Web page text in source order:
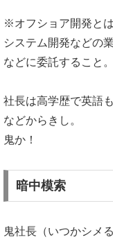
※オフショア開発とは
システム開発などの
などに委託すること。
社長は高学歴で英語
などからきし。
鬼か！
暗中模索
鬼社長（いつかシメ